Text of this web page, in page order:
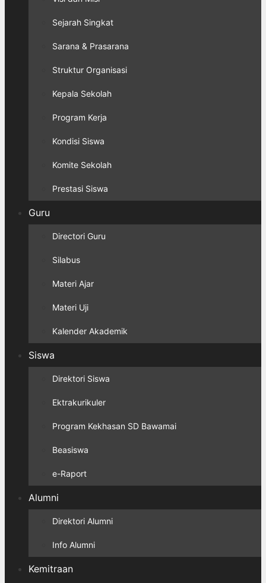
Sejarah Singkat
Sarana & Prasarana
Struktur Organisasi
Kepala Sekolah
Program Kerja
Kondisi Siswa
Komite Sekolah
Prestasi Siswa
Guru
Directori Guru
Silabus
Materi Ajar
Materi Uji
Kalender Akademik
Siswa
Direktori Siswa
Ektrakurikuler
Program Kekhasan SD Bawamai
Beasiswa
e-Raport
Alumni
Direktori Alumni
Info Alumni
Kemitraan